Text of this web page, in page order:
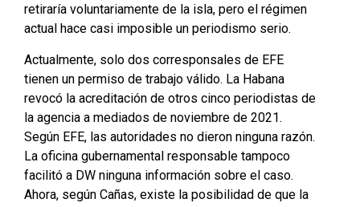
retiraría voluntariamente de la isla, pero el régimen
actual hace casi imposible un periodismo serio.
Actualmente, solo dos corresponsales de EFE
tienen un permiso de trabajo válido. La Habana
revocó la acreditación de otros cinco periodistas de
la agencia a mediados de noviembre de 2021.
Según EFE, las autoridades no dieron ninguna razón.
La oficina gubernamental responsable tampoco
facilitó a DW ninguna información sobre el caso.
Ahora, según Cañas, existe la posibilidad de que la